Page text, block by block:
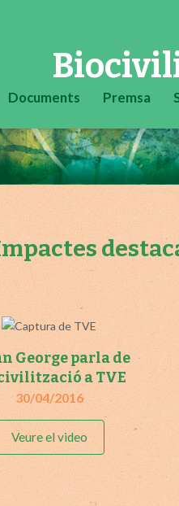
Documents Premsa
George parla de
a TVE
30/04/2016
Veure el video